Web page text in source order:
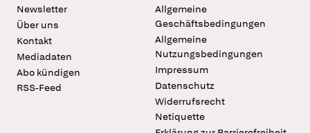
Newsletter
Über uns
Kontakt
Mediadaten
Abo kündigen
RSS-Feed
Allgemeine
Geschäftsbedingungen
Allgemeine
Nutzungsbedingungen
Impressum
Datenschutz
Widerrufsrecht
Netiquette